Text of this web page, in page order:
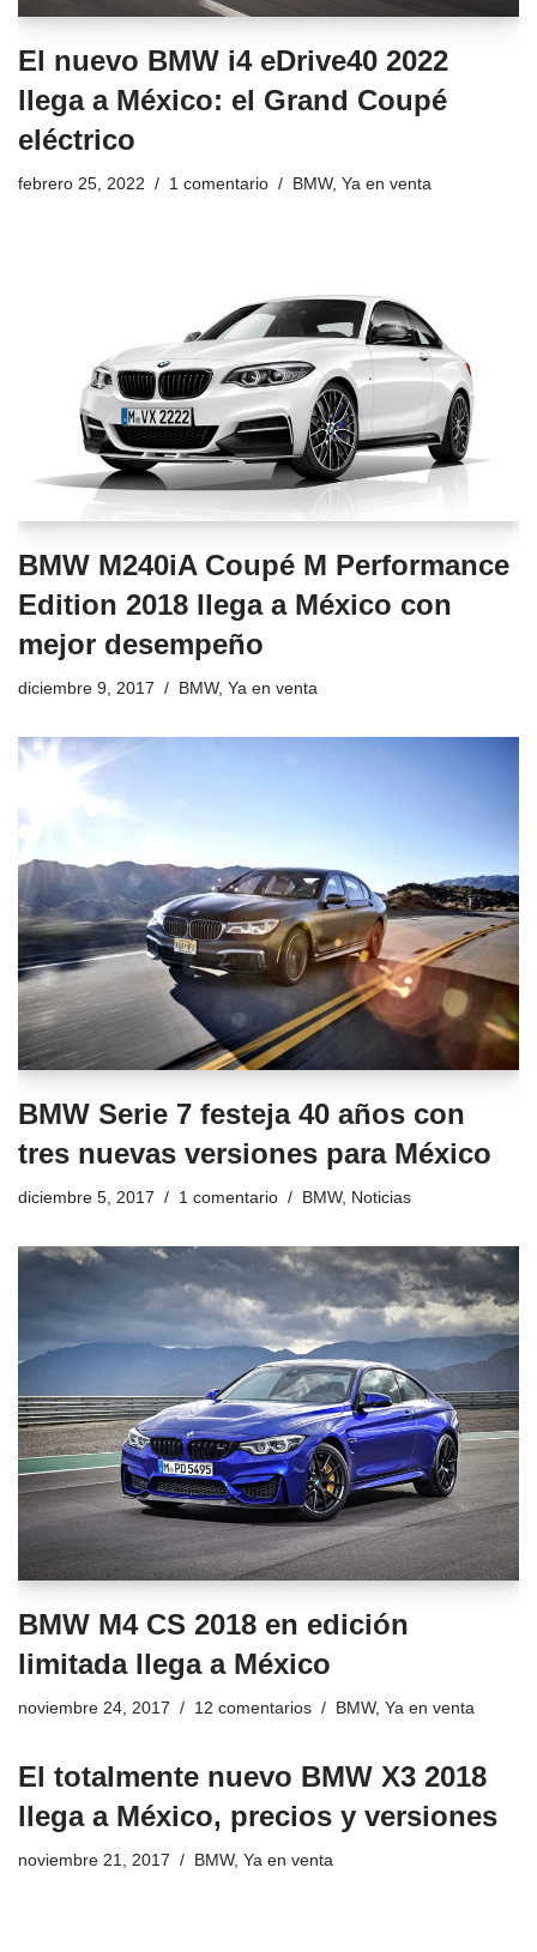
El nuevo BMW i4 eDrive40 2022
llega a México: el Grand Coupé
eléctrico
febrero 25, 2022 1 comentario BMW, Ya en venta
BMW M240iA Coupé M Performance
Edition 2018 llega a México con
mejor desempeño
diciembre 9, 2017 BMW, Ya en venta
BMW Serie 7 festeja 40 años con
tres nuevas versiones para México
diciembre 5, 2017 1 comentario BMW, Noticias
BMW M4 CS 2018 en edición
limitada llega a México
noviembre 24, 2017 12 comentarios BMW, Ya en venta
El totalmente nuevo BMW X3 2018
llega a México, precios y versiones
noviembre 21, 2017 BMW, Ya en venta